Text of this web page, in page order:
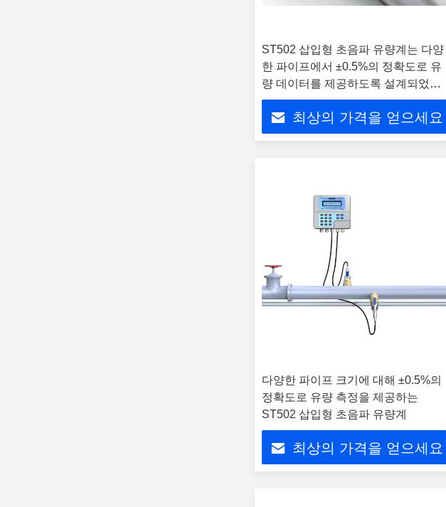
ST502 삽입형 초음파 유량계는 다양
한 파이프에서 ±0.5%의 정확도로 유
량 데이터를 제공하도록 설계되었습
니다.
최상의 가격을 얻으세요
다양한 파이프 크기에 대해 ±0.5%의
정확도로 유량 측정을 제공하는
ST502 삽입형 초음파 유량계
최상의 가격을 얻으세요